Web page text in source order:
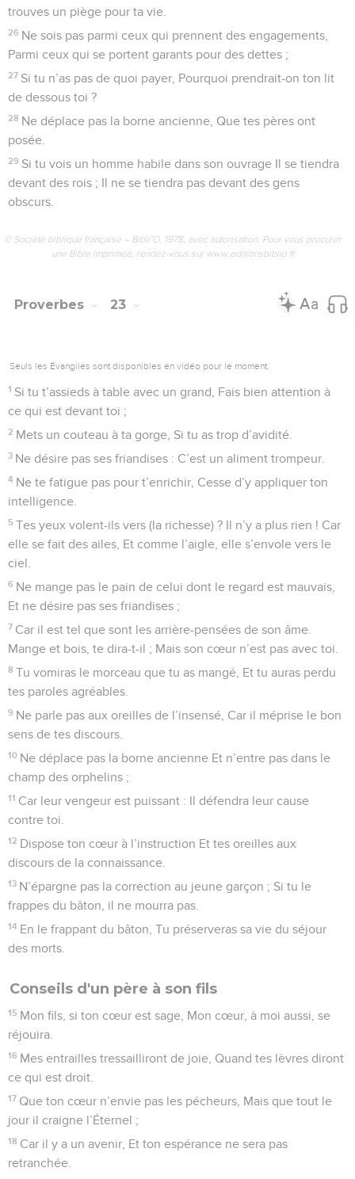
trouves un piège pour ta vie.
26 Ne sois pas parmi ceux qui prennent des engagements,
Parmi ceux qui se portent garants pour des dettes ;
27 Si tu n’as pas de quoi payer, Pourquoi prendrait-on ton lit
de dessous toi ?
28 Ne déplace pas la borne ancienne, Que tes pères ont
posée.
29 Si tu vois un homme habile dans son ouvrage Il se tiendra
devant des rois ; Il ne se tiendra pas devant des gens
obscurs.
© Société biblique française – Bibli’O, 1978, avec autorisation. Pour vous procurer
une Bible imprimée, rendez-vous sur www.editionsbiblio.fr
Proverbes 23
Seuls les Évangiles sont disponibles en vidéo pour le moment.
1 Si tu t’assieds à table avec un grand, Fais bien attention à
ce qui est devant toi ;
2 Mets un couteau à ta gorge, Si tu as trop d’avidité.
3 Ne désire pas ses friandises : C’est un aliment trompeur.
4 Ne te fatigue pas pour t’enrichir, Cesse d’y appliquer ton
intelligence.
5 Tes yeux volent-ils vers (la richesse) ? Il n’y a plus rien ! Car
elle se fait des ailes, Et comme l’aigle, elle s’envole vers le
ciel.
6 Ne mange pas le pain de celui dont le regard est mauvais,
Et ne désire pas ses friandises ;
7 Car il est tel que sont les arrière-pensées de son âme.
Mange et bois, te dira-t-il ; Mais son cœur n’est pas avec toi.
8 Tu vomiras le morceau que tu as mangé, Et tu auras perdu
tes paroles agréables.
9 Ne parle pas aux oreilles de l’insensé, Car il méprise le bon
sens de tes discours.
10 Ne déplace pas la borne ancienne Et n’entre pas dans le
champ des orphelins ;
11 Car leur vengeur est puissant : Il défendra leur cause
contre toi.
12 Dispose ton cœur à l’instruction Et tes oreilles aux
discours de la connaissance.
13 N’épargne pas la correction au jeune garçon ; Si tu le
frappes du bâton, il ne mourra pas.
14 En le frappant du bâton, Tu préserveras sa vie du séjour
des morts.
Conseils d'un père à son fils
15 Mon fils, si ton cœur est sage, Mon cœur, à moi aussi, se
réjouira.
16 Mes entrailles tressailliront de joie, Quand tes lèvres diront
ce qui est droit.
17 Que ton cœur n’envie pas les pécheurs, Mais que tout le
jour il craigne l’Éternel ;
18 Car il y a un avenir, Et ton espérance ne sera pas
retranchée.